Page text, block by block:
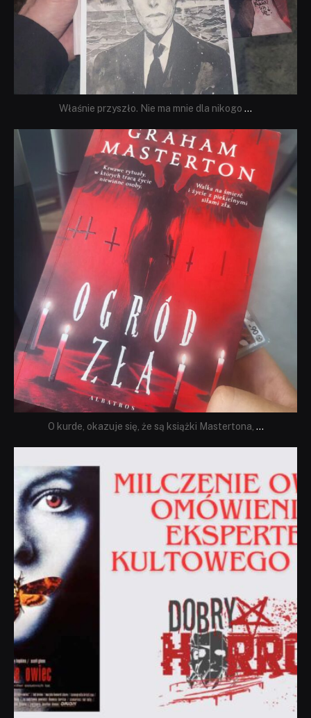
Właśnie przyszło. Nie ma mnie dla nikogo ...
dobryhorror
Sie 23
O kurde, okazuje się, że są książki Mastertona, ...